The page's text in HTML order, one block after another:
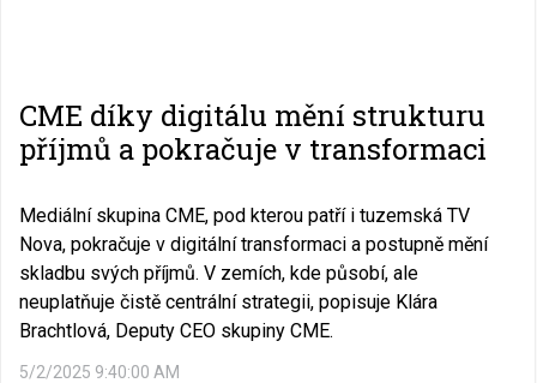
CME díky digitálu mění strukturu
příjmů a pokračuje v transformaci
Mediální skupina CME, pod kterou patří i tuzemská TV
Nova, pokračuje v digitální transformaci a postupně mění
skladbu svých příjmů. V zemích, kde působí, ale
neuplatňuje čistě centrální strategii, popisuje Klára
Brachtlová, Deputy CEO skupiny CME.
5/2/2025 9:40:00 AM